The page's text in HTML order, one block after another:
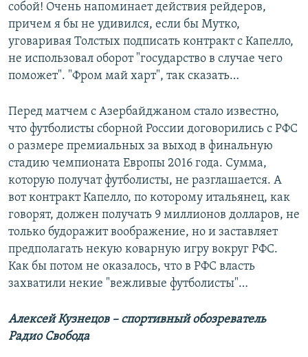
собой! Очень напоминает действия рейдеров,
причем я бы не удивился, если бы Мутко,
уговаривая Толстых подписать контракт с Капелло,
не использовал оборот "государство в случае чего
поможет". "Фром май харт", так сказать…
Перед матчем с Азербайджаном стало известно,
что футболисты сборной России договорились с РФС
о размере премиальных за выход в финальную
стадию чемпионата Европы 2016 года. Сумма,
которую получат футболисты, не разглашается. А
вот контракт Капелло, по которому итальянец, как
говорят, должен получать 9 миллионов долларов, не
только будоражит воображение, но и заставляет
предполагать некую коварную игру вокруг РФС.
Как бы потом не оказалось, что в РФС власть
захватили некие "вежливые футболисты"…
Алексей Кузнецов – спортивный обозреватель
Радио Свобода